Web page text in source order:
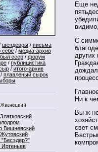
шендевры / письма
себе / медиа-архив
ссср/ форум
/ публицистика
/ итого-архив
/ плавленый сырок
Вишневский
"Бесэдер?"
Иртеньев
Еще
С
других
Ни к
Вы ж
свет